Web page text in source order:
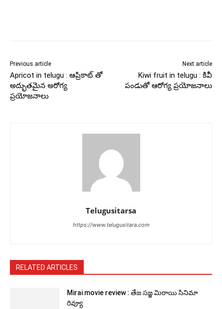
Previous article
Apricot in telugu : ఆప్రికాట్ తో
అద్భుతమైన అరోగ్య
ప్రయోజనాలు
Next article
Kiwi fruit in telugu : కివీ
పండుతో ఆరోగ్య ప్రయోజనాలు
Telugusitarsa
https://www.telugusitara.com
RELATED ARTICLES
Mirai movie review : తేజ సజ్జ మిరాయి సినిమా
రివ్యూ